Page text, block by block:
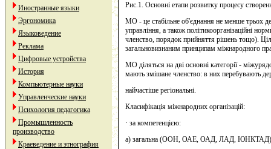
Иностранные языки
Эргономика
Языковедение
Реклама
Цифровые устройства
История
Компьютерные науки
Управленческие науки
Психология педагогика
Промышленность
производство
Краеведение и этнография
Рис.1. Основні етапи розвитку процесу
МО - це стабільне об'єднання не менше трьох
управління, а також політикоорганізаційні
членство, порядок прийняття рішень тощо).
загальновизнаним принципам міжнародного
МО діляться на дві основні категорії -
мають змішане членство: в них перебувають
найчастіше регіональні.
Класифікація міжнародних організацій:
· за компетенцією:
а) загальна (ООН, ОАЕ, ОАД, ЛАД,